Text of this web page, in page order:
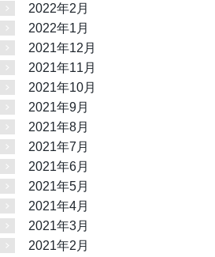
2022年2月
2022年1月
2021年12月
2021年11月
2021年10月
2021年9月
2021年8月
2021年7月
2021年6月
2021年5月
2021年4月
2021年3月
2021年2月